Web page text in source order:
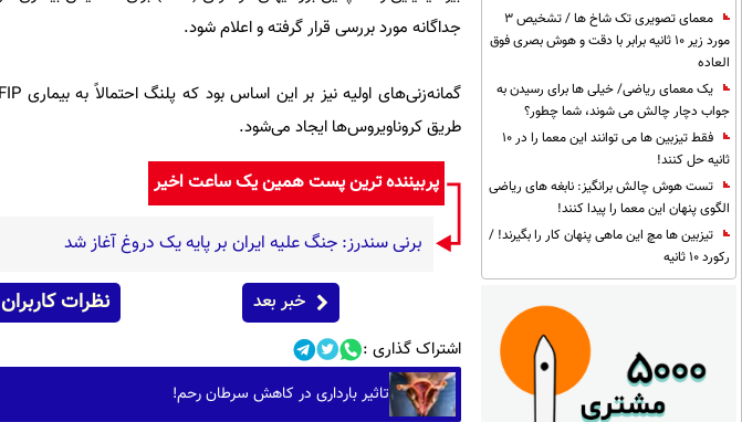
معمای تصویری تک شاخ ها / تشخیص 3
مورد زیر 10 ثانیه برابر با دقت و هوش بصری فوق
العاده
یک معمای ریاضی/ خیلی ها برای رسیدن به
جواب دچار چالش می شوند، شما چطور؟
فقط تیزبین ها می توانند این معما را در 10
ثانیه حل کنند!
تست هوش چالش برانگیز: نابغه های ریاضی
الگوی پنهان این معما را پیدا کنند!
تیزبین ها مچ این ماهی پنهان کار را بگیرند! /
رکورد 10 ثانیه
جداگانه مورد بررسی قرار گرفته و اعلام شود.
طریق کروناویروس‌ها ایجاد می‌شود.
پربیننده ترین پست همین یک ساعت اخیر
برنی سندرز: جنگ علیه ایران بر پایه یک دروغ آغاز شد
خبر بعد نظرات کاربران
اشتراک گذاری :
تاثیر بارداری در کاهش سرطان رحم!